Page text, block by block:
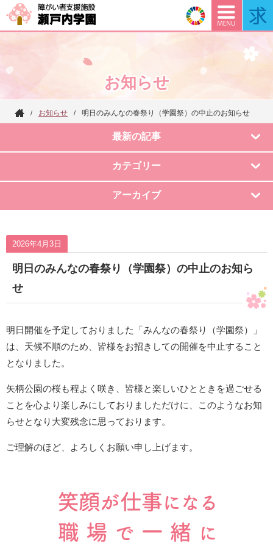
お知らせ
障が
園
お知らせ 明日のみんなの春祭り（学園祭）の中止のお知らせ
最新の記事
カテゴリー
アーカイブ
2026年4月3日
明日のみんなの春祭り（学園祭）の中止のお知ら
せ
明日開催を予定しておりました「みんなの春祭り（学園祭）」
は、天候不順のため、皆様をお招きしての開催を中止すること
となりました。
矢柄公園の桜も程よく咲き、皆様と楽しいひとときを過ごせる
ことを心より楽しみにしておりましただけに、このようなお知
らせとなり大変残念に思っております。
ご理解のほど、よろしくお願い申し上げます。